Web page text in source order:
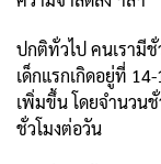
ปกติทั่วไป คนเรามี
เด็กแรกเกิดอยู่ที่
เพิ่มขึ้น โดยจำนวน
ชั่วโมงต่อวัน